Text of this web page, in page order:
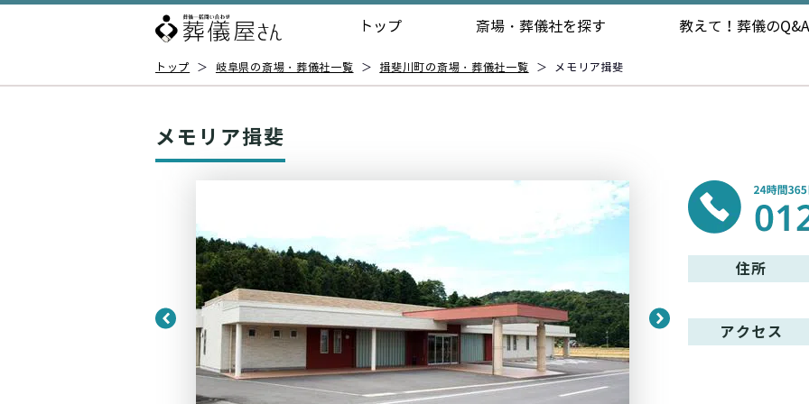
トップ 斎場・葬儀社を探す 教えて！ 葬儀のQ&A
トップ ＞ 岐阜県の斎場・葬儀社一覧 ＞ 揖斐川町の斎場・葬儀社一覧 ＞ メモリア揖斐
メモリア揖斐
住所
アクセス